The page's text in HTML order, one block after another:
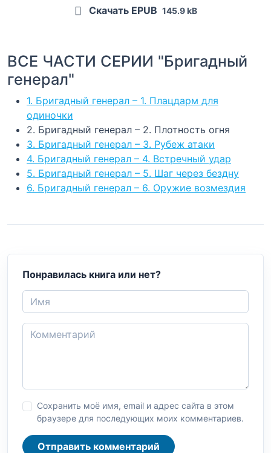
Скачать EPUB 145.9 kB
ВСЕ ЧАСТИ СЕРИИ "Бригадный
генерал"
1. Бригадный генерал – 1. Плацдарм для
одиночки
2. Бригадный генерал – 2. Плотность огня
3. Бригадный генерал – 3. Рубеж атаки
4. Бригадный генерал – 4. Встречный удар
5. Бригадный генерал – 5. Шаг через бездну
6. Бригадный генерал – 6. Оружие возмездия
Понравилась книга или нет?
Сохранить моё имя, email и адрес сайта в этом
браузере для последующих моих комментариев.
Отправить комментарий